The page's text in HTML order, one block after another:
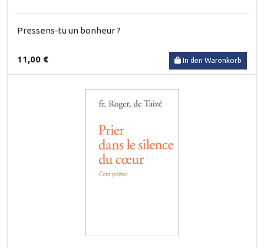
Pressens-tu un bonheur ?
11,00 € In den Warenkorb